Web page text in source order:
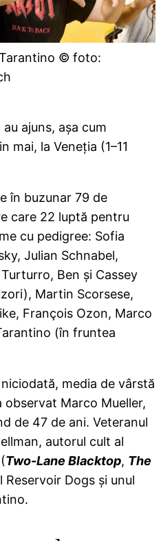
© foto:
ajuns, aşa cum
mai, la Veneţia (1–11
în buzunar 79 de
care 22 luptă pentru
cu pedigree: Sofia
Julian Schnabel,
Ben şi Cassey
Martin Scorsese,
François Ozon, Marco
(în fruntea
media de vârstă
observat Marco Mueller,
de 47 de ani. Veteranul
autorul cult al
Two-Lane Blacktop, The
Dogs şi unul